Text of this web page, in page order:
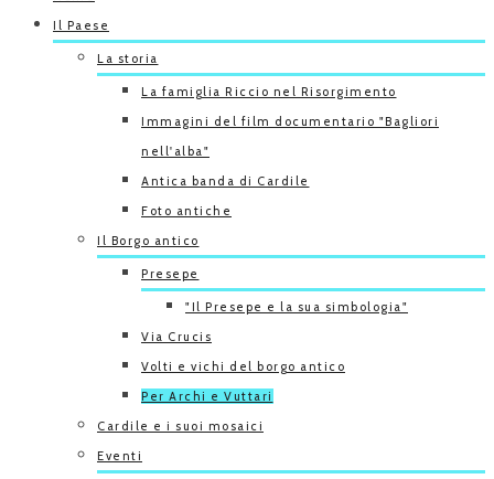
Il Paese
La storia
La famiglia Riccio nel Risorgimento
Immagini del film documentario "Bagliori
nell'alba"
Antica banda di Cardile
Foto antiche
Il Borgo antico
Presepe
"Il Presepe e la sua simbologia"
Via Crucis
Volti e vichi del borgo antico
Per Archi e Vuttari
Cardile e i suoi mosaici
Eventi